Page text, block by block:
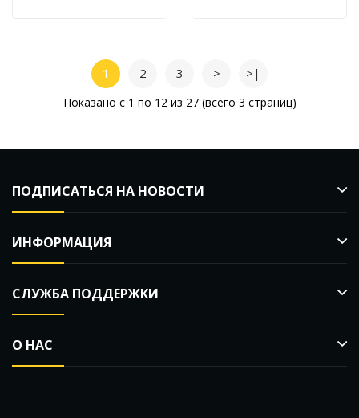
1 2 3 > >|
Показано с 1 по 12 из 27 (всего 3 страниц)
ПОДПИСАТЬСЯ НА НОВОСТИ
ИНФОРМАЦИЯ
СЛУЖБА ПОДДЕРЖКИ
О НАС